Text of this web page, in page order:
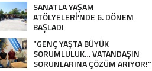
SANATLA YAŞAM
ATÖLYELERİ’NDE 6. DÖNEM
BAŞLADI
“GENÇ YAŞTA BÜYÜK
SORUMLULUK… VATANDAŞIN
SORUNLARINA ÇÖZÜM ARIYOR!”